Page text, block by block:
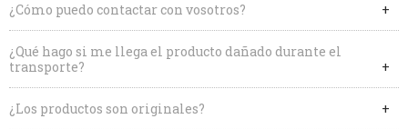
¿Cómo puedo contactar con vosotros?
¿Qué hago si me llega el producto dañado durante el
transporte?
¿Los productos son originales?